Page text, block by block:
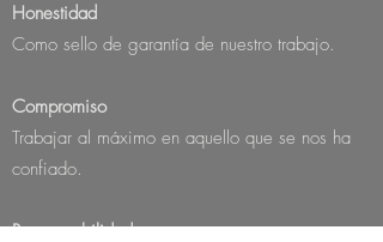
Honestidad
Como sello de garantía de nuestro trabajo.​
Compromiso
Trabajar al máximo en aquello que se nos ha
confiado.​
Responsabilidad